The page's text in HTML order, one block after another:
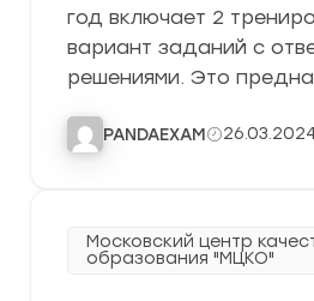
год включает 2
вариант заданий с
решениями. Это
PANDAEXAM
Московский центр
образования "МЦКО"